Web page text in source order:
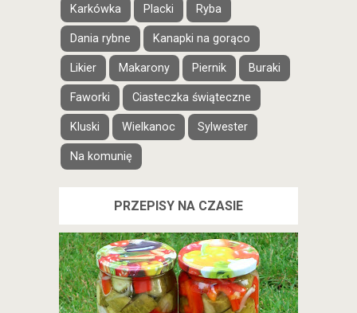
Karkówka Placki Ryba
Dania rybne Kanapki na gorąco
Likier Makarony Piernik Buraki
Faworki Ciasteczka świąteczne
Kluski Wielkanoc Sylwester
Na komunię
PRZEPISY NA CZASIE